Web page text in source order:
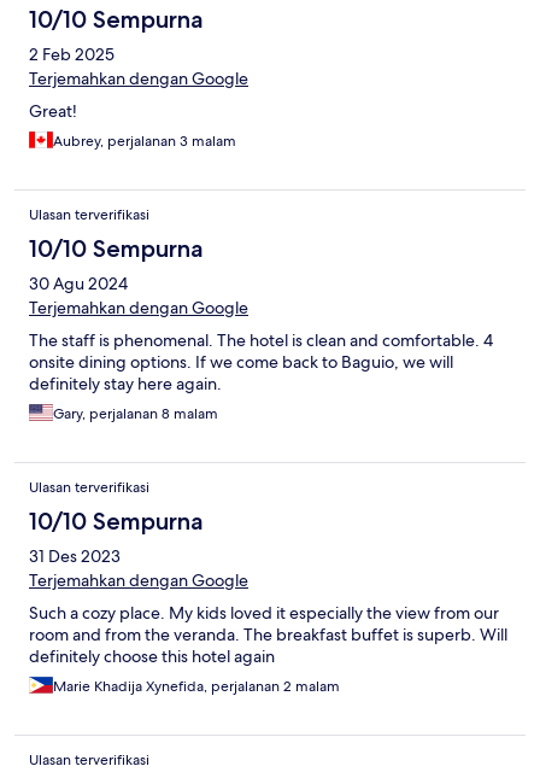
10/10 Sempurna
2 Feb 2025
Terjemahkan dengan Google
Great!
Aubrey, perjalanan 3 malam
Ulasan terverifikasi
10/10 Sempurna
30 Agu 2024
Terjemahkan dengan Google
The staff is phenomenal. The hotel is clean and comfortable. 4
onsite dining options. If we come back to Baguio, we will
definitely stay here again.
Gary, perjalanan 8 malam
Ulasan terverifikasi
10/10 Sempurna
31 Des 2023
Terjemahkan dengan Google
Such a cozy place. My kids loved it especially the view from our
room and from the veranda. The breakfast buffet is superb. Will
definitely choose this hotel again
Marie Khadija Xynefida, perjalanan 2 malam
Ulasan terverifikasi